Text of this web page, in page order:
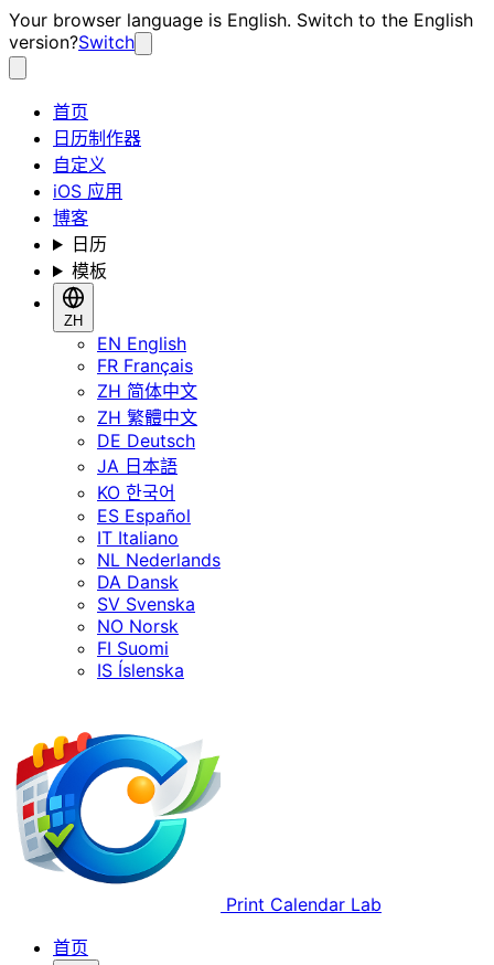
Your browser language is English. Switch to the English
version?Switch
首页
日历制作器
自定义
iOS 应用
博客
日历
模板
ZH
EN English
FR Français
ZH 简体中文
ZH 繁體中文
DE Deutsch
JA 日本語
KO 한국어
ES Español
IT Italiano
NL Nederlands
DA Dansk
SV Svenska
NO Norsk
FI Suomi
IS Íslenska
Print Calendar Lab
首页